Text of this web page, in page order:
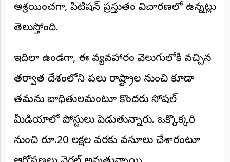
ఆశ్రయించగా, పిటిషన్ ప్రస్తుతం విచారణలో ఉన్నట్లు
తెలుస్తోంది.
ఇదిలా ఉండగా, ఈ వ్యవహారం వెలుగులోకి వచ్చిన
తర్వాత దేశంలోని పలు రాష్ట్రాల నుంచి కూడా
తమను బాధితులమంటూ కొందరు సోషల్
మీడియాలో పోస్టులు పెడుతున్నారు. ఒక్కొక్కరి
నుంచి రూ.20 లక్షల వరకు వసూలు చేశారంటూ